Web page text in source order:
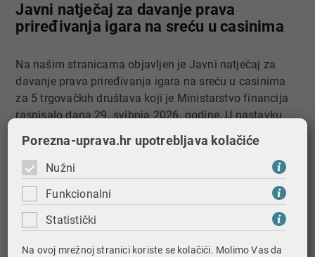
Javni natječaj za davanje prava
priređivanja igara na sreću u casinima
Na našim stranicama objavljen je Javni natječaj za
davanje prava priređivanja igara na sreću u casinima
za 5 trgovačkih društava koji je Ministarstvo financija
raspisalo dana 29. svibnja 2026. godine. U nastavku
možete preuzeti dokumentaciju.
Tekst javnog natječaja za davanje prava priređivanja
igara na sreću u casinima
Pojašnjenje natječajne dokumentacije
Porezna-uprava.hr upotrebljava kolačiće
Nužni
Funkcionalni
Statistički
Na ovoj mrežnoj stranici koriste se kolačići. Molimo Vas da